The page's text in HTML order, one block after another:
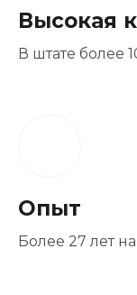
Высокая
В штате более
Опыт
Более 27 лет